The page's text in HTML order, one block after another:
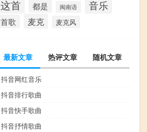
这首 都是 闽南语 音乐
首歌 麦克 麦克风
最新文章 热评文章 随机文章
抖音网红音乐
抖音排行歌曲
抖音快手歌曲
抖音抒情歌曲